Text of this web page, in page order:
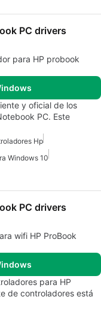
PC drivers
para HP probook
y oficial de los
PC. Este
Hp
Windows 10
PC drivers
wifi HP ProBook
para HP
de controladores está